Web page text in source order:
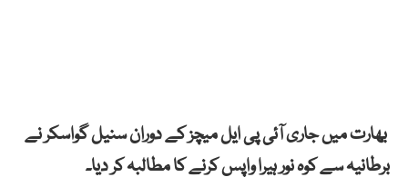
بھارت میں جاری آئی پی ایل میچز کے دوران سنیل گواسکر نے
برطانیہ سے کوہ نور ہیرا واپس کرنے کا مطالبہ کر دیا۔